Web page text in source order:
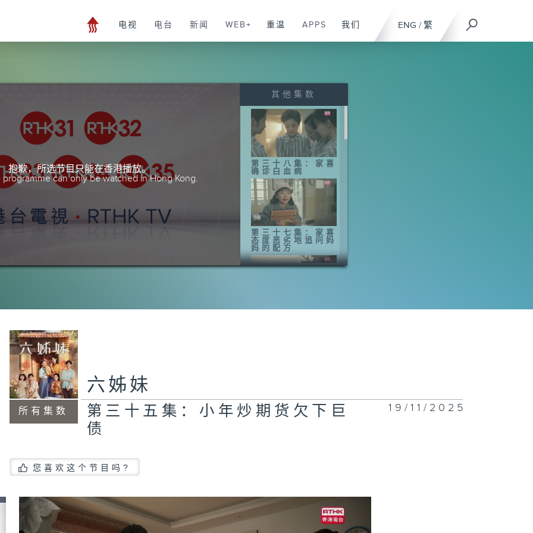
ENG / 繁
电视 电台 新闻 WEB+ 重温 APPS 我们
抱歉，所选节目只能在香港播放。
programme can only be watched in Hong Kong.
其他集数
第三十八集：家喜
确诊白血病
第三十七集：家喜
态度恶劣地追问妈
妈的配方
第三十六集：姊妹
子
所有集数
六姊妹
第三十五集：小年炒期货欠下巨
债
19/11/2025
您喜欢这个节目吗?